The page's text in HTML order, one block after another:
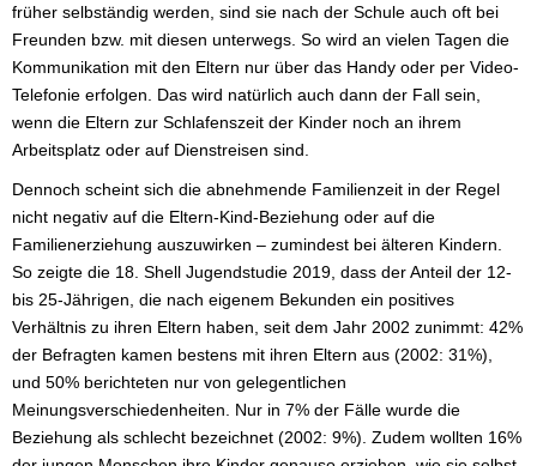
früher selbständig werden, sind sie nach der Schule auch oft bei
Freunden bzw. mit diesen unterwegs. So wird an vielen Tagen die
Kommunikation mit den Eltern nur über das Handy oder per Video-
Telefonie erfolgen. Das wird natürlich auch dann der Fall sein,
wenn die Eltern zur Schlafenszeit der Kinder noch an ihrem
Arbeitsplatz oder auf Dienstreisen sind.
Dennoch scheint sich die abnehmende Familienzeit in der Regel
nicht negativ auf die Eltern-Kind-Beziehung oder auf die
Familienerziehung auszuwirken – zumindest bei älteren Kindern.
So zeigte die 18. Shell Jugendstudie 2019, dass der Anteil der 12-
bis 25-Jährigen, die nach eigenem Bekunden ein positives
Verhältnis zu ihren Eltern haben, seit dem Jahr 2002 zunimmt: 42%
der Befragten kamen bestens mit ihren Eltern aus (2002: 31%),
und 50% berichteten nur von gelegentlichen
Meinungsverschiedenheiten. Nur in 7% der Fälle wurde die
Beziehung als schlecht bezeichnet (2002: 9%). Zudem wollten 16%